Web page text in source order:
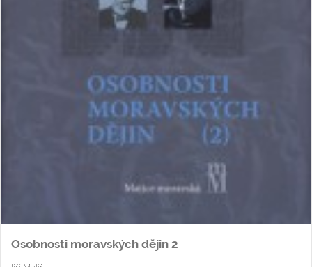
Osobnosti moravských dějin 2